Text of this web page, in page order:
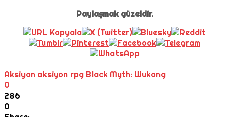
Paylaşmak güzeldir.
Aksiyon aksiyon rpg Black Myth: Wukong
0
286
0